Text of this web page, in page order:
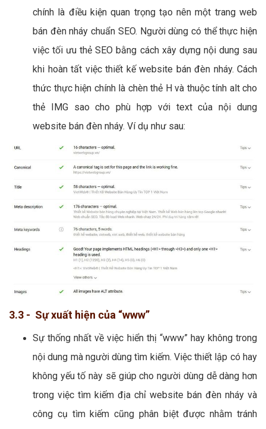
chính là điều kiện quan trọng tạo nên một trang web
bán đèn nháy chuẩn SEO. Người dùng có thể thực hiện
việc tối ưu thẻ SEO bằng cách xây dựng nội dung sau
khi hoàn tất việc thiết kế website bán đèn nháy. Cách
thức thực hiện chính là chèn thẻ H và thuộc tính alt cho
thẻ IMG sao cho phù hợp với text của nội dung
website bán đèn nháy. Ví dụ như sau:
3.3 - Sự xuất hiện của “www”
Sự thống nhất về việc hiển thị “www” hay không trong
nội dung mà người dùng tìm kiếm. Việc thiết lập có hay
không yếu tố này sẽ giúp cho người dùng dễ dàng hơn
trong việc tìm kiếm địa chỉ website bán đèn nháy và
công cụ tìm kiếm cũng phân biệt được nhằm tránh